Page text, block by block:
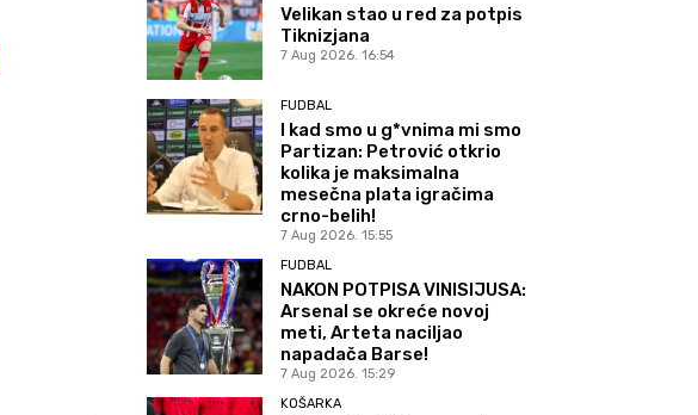
Velikan stao u red za potpis
Tiknizjana
7 Aug 2026. 16:54
FUDBAL
I kad smo u g*vnima mi smo
Partizan: Petrović otkrio
kolika je maksimalna
mesečna plata igračima
crno-belih!
7 Aug 2026. 15:55
FUDBAL
NAKON POTPISA VINISIJUSA:
Arsenal se okreće novoj
meti, Arteta naciljao
napadača Barse!
7 Aug 2026. 15:29
KOŠARKA